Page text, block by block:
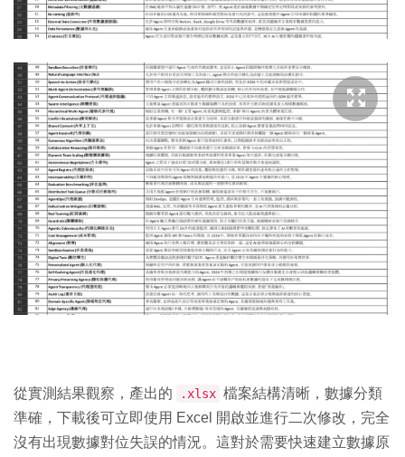
從實測結果觀察，產出的 .xlsx 檔案結構清晰，數據分類
準確，下載後可立即使用 Excel 開啟並進行二次修改，完全
沒有出現數據對位失誤的情況。這對於需要快速建立數據原